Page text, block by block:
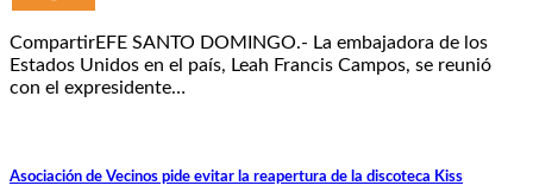
CompartirEFE SANTO DOMINGO.- La embajadora de los
Estados Unidos en el país, Leah Francis Campos, se reunió
con el expresidente…
Asociación de Vecinos pide evitar la reapertura de la discoteca Kiss